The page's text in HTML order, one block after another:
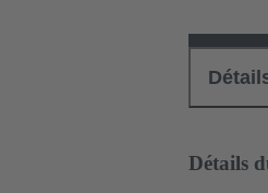
Détails